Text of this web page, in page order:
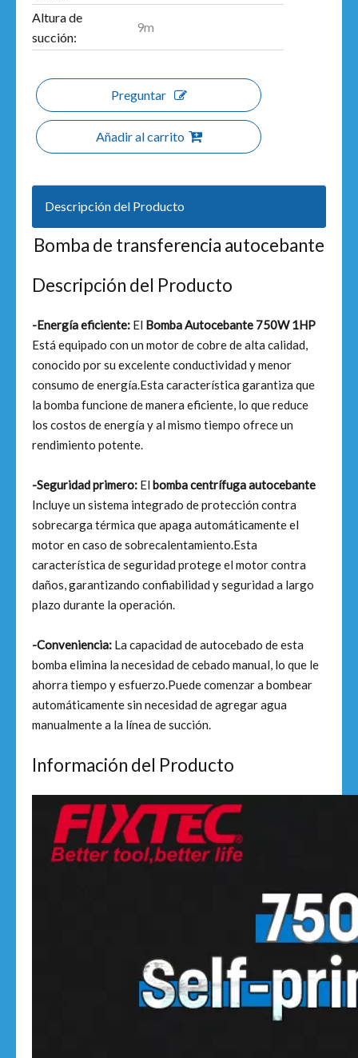
Altura de
succión:
9m
Preguntar
Añadir al carrito
Descripción del Producto
Bomba de transferencia autocebante
Descripción del Producto
-Energía eficiente: El Bomba Autocebante 750W 1HP
Está equipado con un motor de cobre de alta calidad,
conocido por su excelente conductividad y menor
consumo de energía.Esta característica garantiza que
la bomba funcione de manera eficiente, lo que reduce
los costos de energía y al mismo tiempo ofrece un
rendimiento potente.
-Seguridad primero: El bomba centrífuga autocebante
Incluye un sistema integrado de protección contra
sobrecarga térmica que apaga automáticamente el
motor en caso de sobrecalentamiento.Esta
característica de seguridad protege el motor contra
daños, garantizando confiabilidad y seguridad a largo
plazo durante la operación.
-Conveniencia: La capacidad de autocebado de esta
bomba elimina la necesidad de cebado manual, lo que le
ahorra tiempo y esfuerzo.Puede comenzar a bombear
automáticamente sin necesidad de agregar agua
manualmente a la línea de succión.
Información del Producto